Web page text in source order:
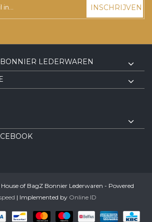
INSCHRIJVEN
LEDERWAREN
of BagZ Bonnier Lederwaren - Powered
| Implemented by Online ID